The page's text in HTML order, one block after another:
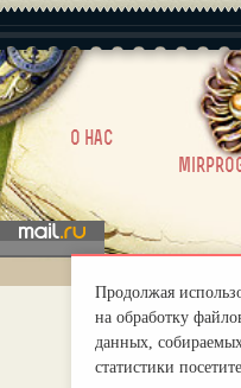
О нас
Продолжая
на обработку
данных,
статистики